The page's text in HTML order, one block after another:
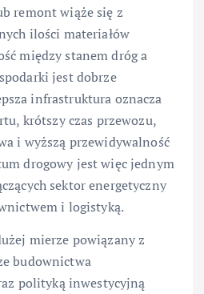
remont wiąże się z
ilości materiałów
między stanem dróg a
jest dobrze
infrastruktura oznacza
krótszy czas przewozu,
i wyższą przewidywalność
drogowy jest więc jednym
sektor energetyczny
i logistyką.
mierze powiązany z
budownictwa
polityką inwestycyjną